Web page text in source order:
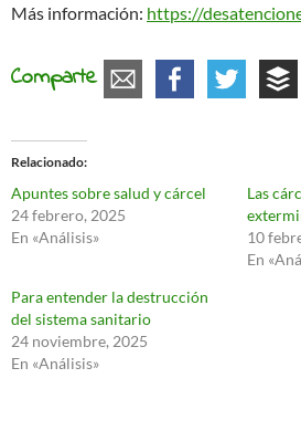
Más información: https://
Comparte
Relacionado
Apuntes sobre salud y cárcel
24 febrero, 2025
En «Análisis»
Las
10
En
Para entender la destrucción
del sistema sanitario
24 noviembre, 2025
En «Análisis»